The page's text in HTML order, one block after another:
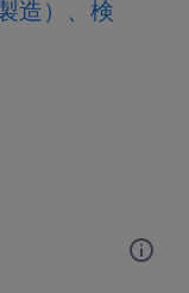
造）、検